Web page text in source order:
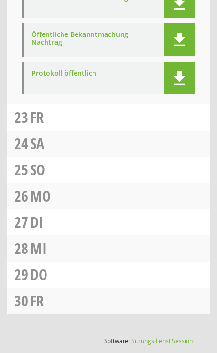
Öffentliche Bekanntmachung
Nachtrag
Protokoll öffentlich
23FR
24SA
25SO
26MO
27DI
28MI
29DO
30FR
Software:SitzungsdienstSession(Wird in